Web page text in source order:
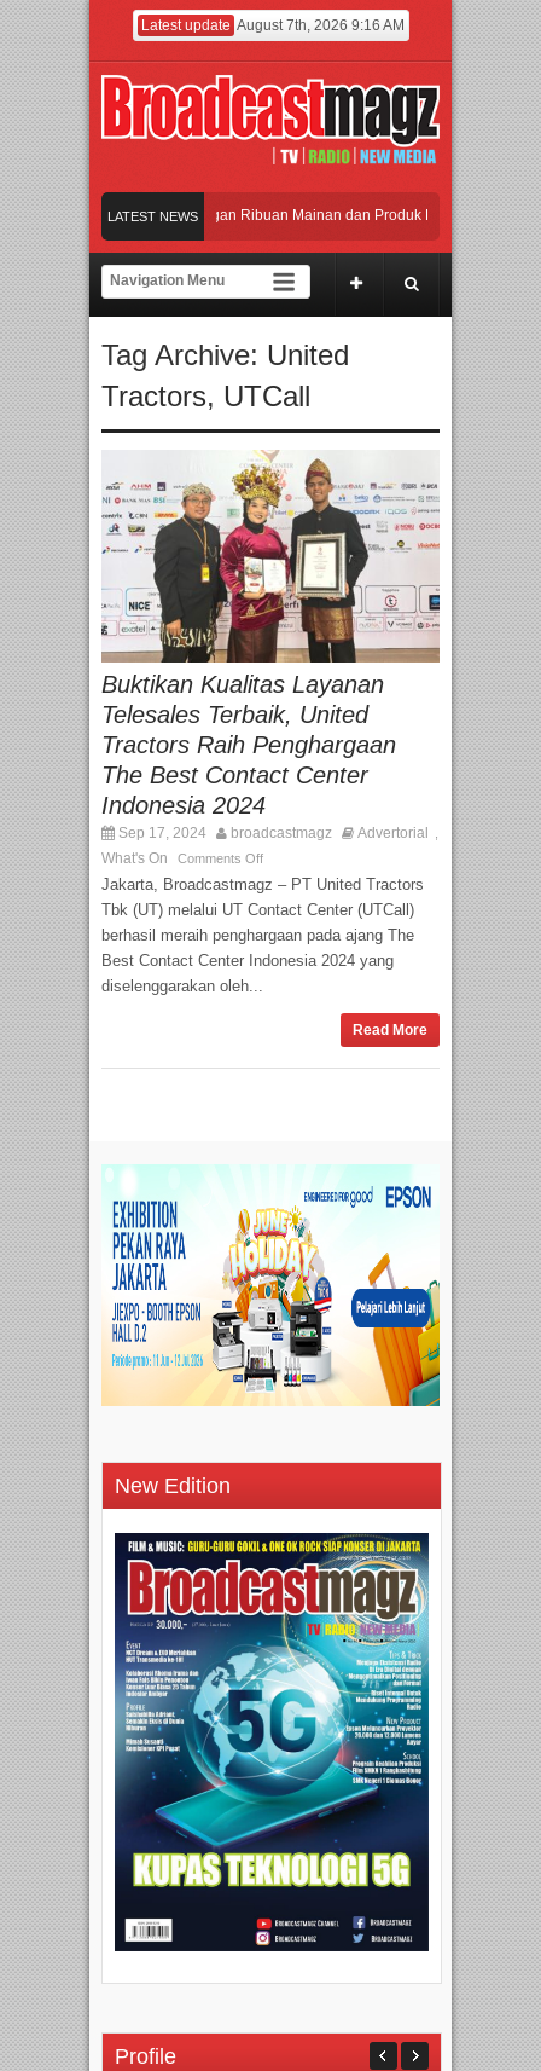
Latest update August 7th, 2026 9:16 AM
LATEST NEWS
Meramaikan Jakarta dengan Ribuan Mainan dan Produk Bayi dari Seluruh
Menjadi Gerbang Inovasi dan Peluang Bisnis Industri Gifts dan Housewares
Rayakan Perpaduan Warisan Dan Semangat Lokal, BIRKENSTOCK
Meramaikan Jakarta dengan Ribuan Mainan dan Produk Bayi dari Seluruh
Tag Archive: United
Tractors, UTCall
Buktikan Kualitas Layanan
Telesales Terbaik, United
Tractors Raih Penghargaan
The Best Contact Center
Indonesia 2024
Sep 17, 2024 broadcastmagz Advertorial
What's On Comments Off
Jakarta, Broadcastmagz – PT United Tractors
Tbk (UT) melalui UT Contact Center (UTCall)
berhasil meraih penghargaan pada ajang The
Best Contact Center Indonesia 2024 yang
diselenggarakan oleh...
Read More
New Edition
Profile